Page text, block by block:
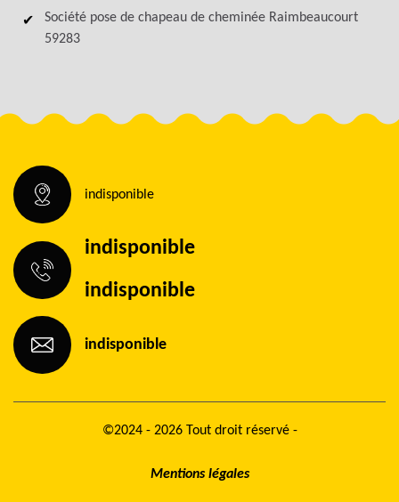
Société pose de chapeau de cheminée Raimbeaucourt
59283
indisponible
indisponible
indisponible
indisponible
©2024 - 2026 Tout droit réservé -
Mentions légales